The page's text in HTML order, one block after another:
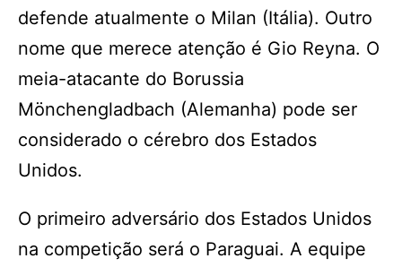
defende atualmente o Milan (Itália). Outro
nome que merece atenção é Gio Reyna. O
meia-atacante do Borussia
Mönchengladbach (Alemanha) pode ser
considerado o cérebro dos Estados
Unidos.
O primeiro adversário dos Estados Unidos
na competição será o Paraguai. A equipe